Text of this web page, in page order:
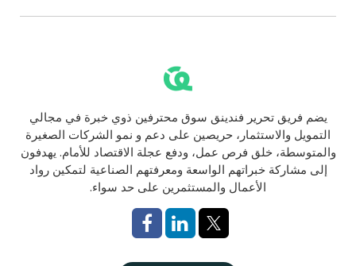
يضم فريق تحرير فندينق سوق محترفين ذوي خبرة في مجالي
التمويل والاستثمار، حريصين على دعم و نمو الشركات الصغيرة
والمتوسطة، خلق فرص عمل، ودفع عجلة الاقتصاد للأمام. يهدفون
إلى مشاركة خبراتهم الواسعة ومعرفتهم الصناعية لتمكين رواد
الأعمال والمستثمرين على حد سواء.